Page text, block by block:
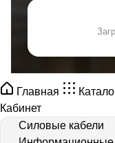
Главная
Кабинет
Силовые кабели